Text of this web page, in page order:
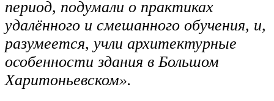
период, подумали о практиках
удалённого и смешанного обучения, и,
разумеется, учли архитектурные
особенности здания в Большом
Харитоньевском».